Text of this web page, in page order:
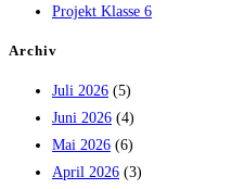
Projekt Klasse 6
Archiv
Juli 2026 (5)
Juni 2026 (4)
Mai 2026 (6)
April 2026 (3)